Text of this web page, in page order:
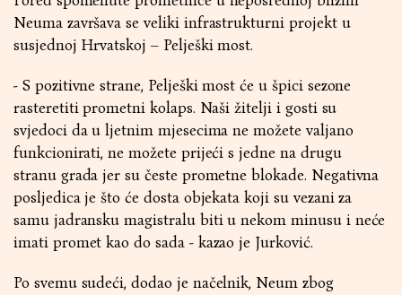
Neuma završava se veliki infrastrukturni projekt u
susjednoj Hrvatskoj – Pelješki most.
- S pozitivne strane, Pelješki most će u špici sezone
rasteretiti prometni kolaps. Naši žitelji i gosti su
svjedoci da u ljetnim mjesecima ne možete valjano
funkcionirati, ne možete prijeći s jedne na drugu
stranu grada jer su česte prometne blokade. Negativna
posljedica je što će dosta objekata koji su vezani za
samu jadransku magistralu biti u nekom minusu i neće
imati promet kao do sada - kazao je Jurković.
Po svemu sudeći, dodao je načelnik, Neum zbog